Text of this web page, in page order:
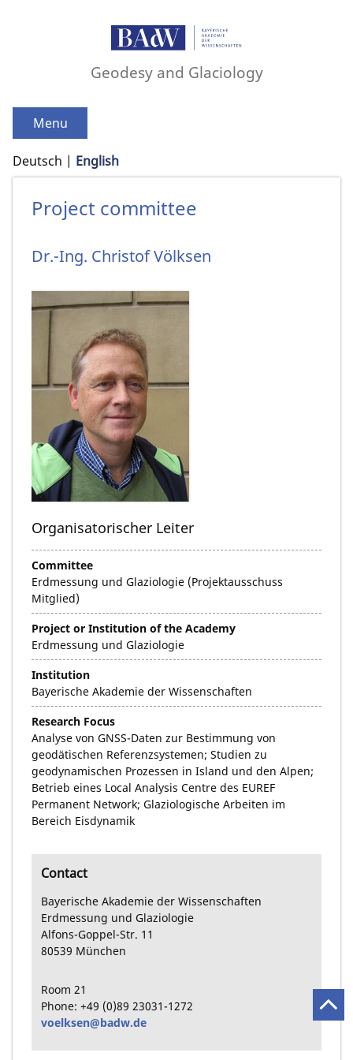
Geodesy and Glaciology
Menu
Deutsch English
Project committee
Dr.-Ing. ChristofVölksen
Organisatorischer Leiter
Committee
Erdmessung und Glaziologie (Projektausschuss
Mitglied)
Project or Institution of the Academy
Erdmessung und Glaziologie
Institution
Bayerische Akademie der Wissenschaften
Research Focus
Analyse von GNSS-Daten zur Bestimmung von
geodätischen Referenzsystemen; Studien zu
geodynamischen Prozessen in Island und den Alpen;
Betrieb eines Local Analysis Centre des EUREF
Permanent Network; Glaziologische Arbeiten im
Bereich Eisdynamik
Contact
Bayerische Akademie der Wissenschaften
Erdmessung und Glaziologie
Alfons-Goppel-Str. 11
80539 München
Room 21
Phone: +49 (0)89 23031-1272
voelksen@badw.de